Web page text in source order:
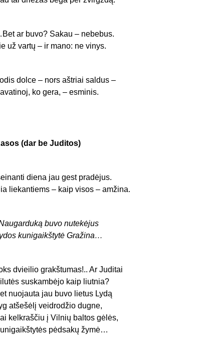
ar buvo? Sakau – nebebus.
už vartų – ir mano: ne vinys.
dolce – nors aštriai saldus –
ko gera, – esminis.
(dar be Juditos)
diena jau gest pradėjus.
liekantiems – kaip visos – amžina.
buvo nutekėjus
kunigaikštytė Gražina…
dvieilio grakštumas!.. Ar Juditai
suskambėjo kaip liutnia?
nuojauta jau buvo lietus Lydą
atšešėlį veidrodžio dugne,
kelkraščiu į Vilnių baltos gėlės,
pėdsakų žymė…